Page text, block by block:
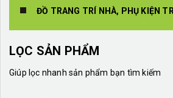
ĐỒ TRANG TRÍ NHÀ, PHỤ KIỆN
LỌC SẢN PHẨM
Giúp lọc nhanh sản phẩm bạn tìm kiếm